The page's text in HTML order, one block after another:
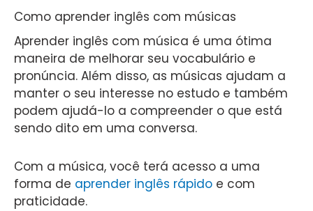
Como aprender inglês com músicas
Aprender inglês com música é uma ótima
maneira de melhorar seu vocabulário e
pronúncia. Além disso, as músicas ajudam a
manter o seu interesse no estudo e também
podem ajudá-lo a compreender o que está
sendo dito em uma conversa.
Com a música, você terá acesso a uma
forma de aprender inglês rápido e com
praticidade.